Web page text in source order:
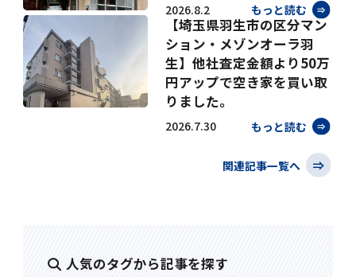
2026.8.2 もっと読む
【埼玉県羽生市の区分マン
ション・メゾンオーラ羽
生】他社査定金額より50万
円アップで空き家を買い取
りました。
2026.7.30 もっと読む
関連記事一覧へ
人気のタグから記事を探す